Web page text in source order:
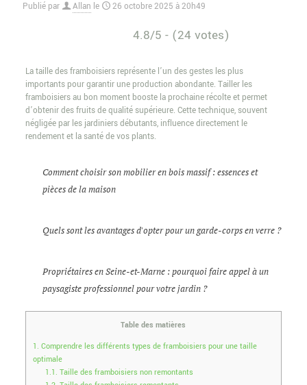
Publié par Allan le 26 octobre 2025 à 20h49
4.8/5 - (24 votes)
La taille des framboisiers représente l’un des gestes les plus
importants pour garantir une production abondante. Tailler les
framboisiers au bon moment booste la prochaine récolte et permet
d’obtenir des fruits de qualité supérieure. Cette technique, souvent
négligée par les jardiniers débutants, influence directement le
rendement et la santé de vos plants.
Comment choisir son mobilier en bois massif : essences et
pièces de la maison
Quels sont les avantages d'opter pour un garde-corps en verre ?
Propriétaires en Seine-et-Marne : pourquoi faire appel à un
paysagiste professionnel pour votre jardin ?
Table des matières
1. Comprendre les différents types de framboisiers pour une taille
optimale
1.1. Taille des framboisiers non remontants